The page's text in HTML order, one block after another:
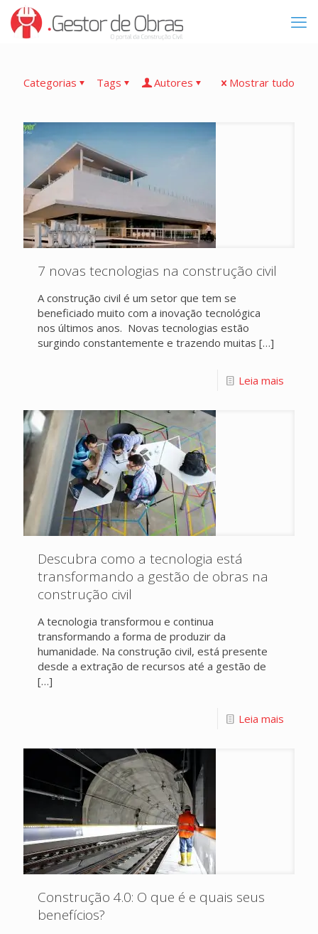
Categorias Tags Autores Mostrar tudo
7 novas tecnologias na construção civil
A construção civil é um setor que tem se
beneficiado muito com a inovação tecnológica
nos últimos anos. Novas tecnologias estão
surgindo constantemente e trazendo muitas […]
Leia mais
Descubra como a tecnologia está
transformando a gestão de obras na
construção civil
A tecnologia transformou e continua
transformando a forma de produzir da
humanidade. Na construção civil, está presente
desde a extração de recursos até a gestão de
[…]
Leia mais
Construção 4.0: O que é e quais seus
benefícios?